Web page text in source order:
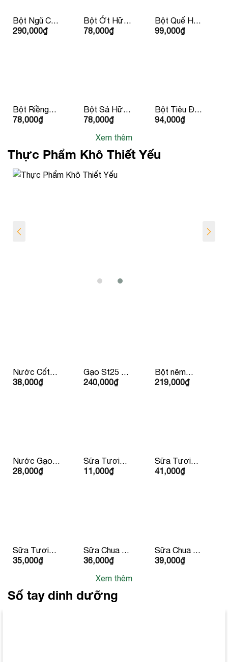
Bột Ngũ Cốc
Hàn Quốc
290,000₫
Bột Ớt Hữu
Cơ 30g
78,000₫
Bột Quế Hữu
Cơ 30g
99,000₫
Bột Riềng
Hữu Cơ 25g
78,000₫
Bột Sả Hữu
Cơ 30g
78,000₫
Bột Tiêu Đen
Hữu Cơ 30g
94,000₫
Xem thêm
Thực Phẩm Khô Thiết Yếu
Nước Cốt
Dừa
38,000₫
Gạo St25 –
Gạo Ông
240,000₫
Bột nêm
Nhật Youki
219,000₫
Nước Gạo
Hàn Quốc
28,000₫
Sữa Tươi
Dalatmilk
11,000₫
Sữa Tươi
Dalatmilk
41,000₫
Sữa Tươi
Tiệt Trùng
180ml x 4
hộp
35,000₫
Sữa Chua Hy
Lạp Lucas
36,000₫
Sữa Chua Hy
Lạp Lucas Vị
39,000₫
Xem thêm
Số tay dinh dưỡng